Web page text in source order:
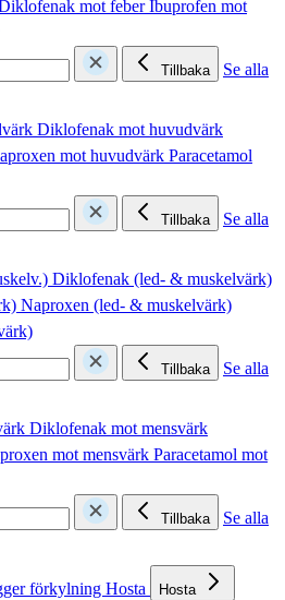
mot feberIbuprofen mot
Tillbaka
Se alla
Diklofenak mot huvudvärk
mot huvudvärk Paracetamol
Tillbaka
Se alla
Diklofenak (led- & muskelvärk)
Naproxen (led- & muskelvärk)
Tillbaka
Se alla
Diklofenak mot mensvärk
mot mensvärk Paracetamol mot
Tillbaka
Se alla
förkylning Hosta Hosta